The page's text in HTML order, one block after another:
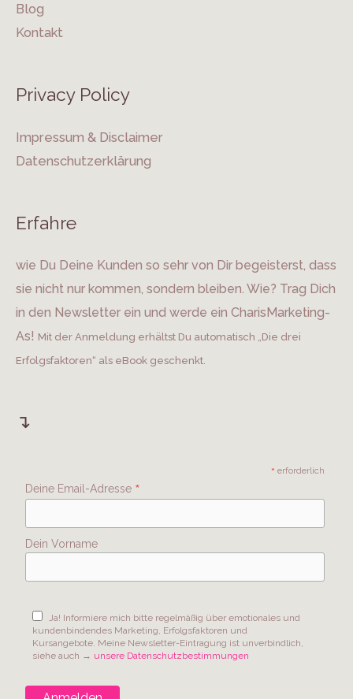
Blog
Kontakt
Privacy Policy
Impressum & Disclaimer
Datenschutzerklärung
Erfahre
wie Du Deine Kunden so sehr von Dir begeisterst, dass
sie nicht nur kommen, sondern bleiben. Wie? Trag Dich
in den Newsletter ein und werde ein CharisMarketing-
As! Mit der Anmeldung erhältst Du automatisch „Die drei
Erfolgsfaktoren“ als eBook geschenkt.
↴
* erforderlich
Deine Email-Adresse *
Dein Vorname
Ja! Informiere mich bitte regelmäßig über emotionales und
kundenbindendes Marketing, Erfolgsfaktoren und
Kursangebote. Meine Newsletter-Eintragung ist unverbindlich,
siehe auch → unsere Datenschutzbestimmungen